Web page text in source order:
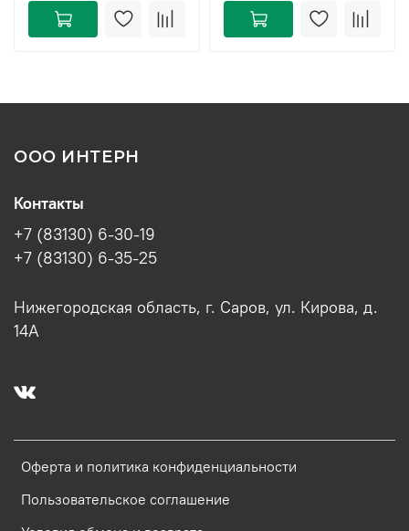
ООО ИНТЕРН
Оферта и политика конфиденциальности
Пользовательское соглашение
Контакты
+7 (83130) 6-30-19
+7 (83130) 6-35-25
Нижегородская область, г. Саров, ул. Кирова, д.
14А